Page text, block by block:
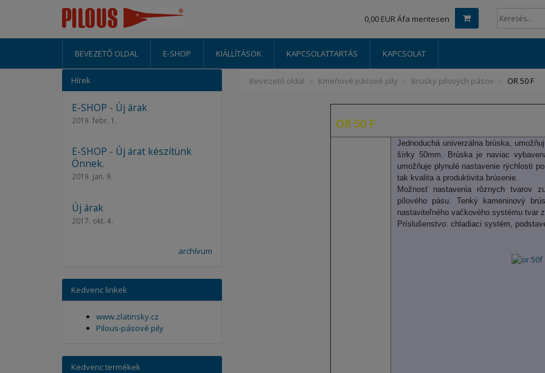
0,00 EUR Áfa mentesen
BEVEZETŐ OLDAL E-SHOP KIÁLLÍTÁSOK KAPCSOLATTARTÁS KAPCSOLAT
Bevezető oldal Kmeňové pásové píly Brusky pilových pásov OR 50 F
OR 50 F
Jednoduchá univerzálna brúska,
šírky 50mm. Brúska je naviac
umožňuje plynulé nastavenie rýchlosti
tak kvalita a produktivita brúsenie.
Možnosť
nastavenia rôznych tvarov
pílového
pásu. Tenký kameninový
nastaviteľného vačkového systému tvar
Príslušenstvo: chladiaci systém,
Hírek
E-SHOP - Új árak
2019. febr. 1.
E-SHOP - Új árat készítünk
Önnek.
2019. jan. 9.
Új árak
2017. okt. 4.
archívum
Kedvenc linkek
www.zlatinsky.cz
Pilous-pásové pily
Kedvenc termékek